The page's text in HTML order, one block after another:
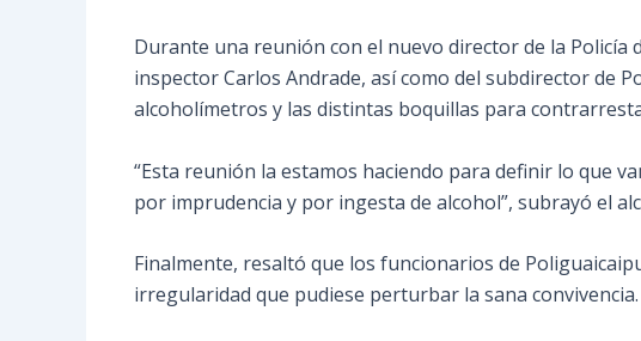
Durante una reunión con el nuevo director de la Policía
inspector Carlos Andrade, así como del subdirector de
alcoholímetros y las distintas boquillas para
“Esta reunión la estamos haciendo para definir lo que
por imprudencia y por ingesta de alcohol”, subrayó el
Finalmente, resaltó que los funcionarios de
irregularidad que pudiese perturbar la sana convivencia.